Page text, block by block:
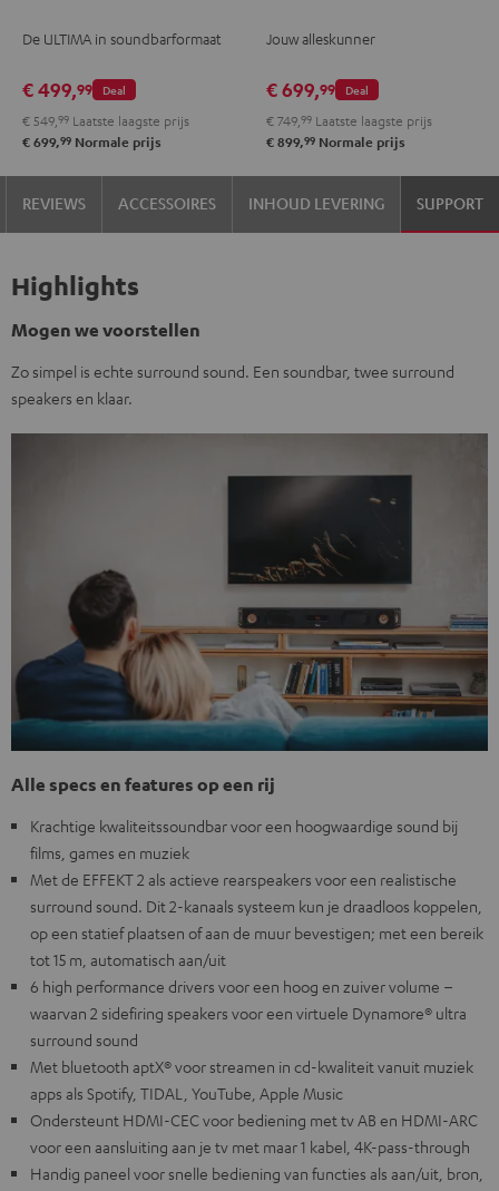
De ULTIMA in soundbarformaat
Deal
€ 499,99
€ 549, 99 Laatste laagste prijs
€ 699,99 Normale prijs
ZwartWit
Jouw alleskunner
Deal
€ 699,99
€ 749, 99 Laatste laagste prijs
€ 899,99 Normale prijs
REVIEWS ACCESSOIRES INHOUD LEVERING SUPPORT
Highlights
Mogen we voorstellen
Zo simpel is echte surround sound. Een soundbar, twee surround
speakers en klaar.
Alle specs en features op een rij
Krachtige kwaliteitssoundbar voor een hoogwaardige sound bij
films, games en muziek
Met de EFFEKT 2 als actieve rearspeakers voor een realistische
surround sound. Dit 2-kanaals systeem kun je draadloos koppelen,
op een statief plaatsen of aan de muur bevestigen; met een bereik
tot 15 m, automatisch aan/uit
6 high performance drivers voor een hoog en zuiver volume –
waarvan 2 sidefiring speakers voor een virtuele Dynamore® ultra
surround sound
Met bluetooth aptX® voor streamen in cd-kwaliteit vanuit muziek
apps als Spotify, TIDAL, YouTube, Apple Music
Ondersteunt HDMI-CEC voor bediening met tv AB en HDMI-ARC
voor een aansluiting aan je tv met maar 1 kabel, 4K-pass-through
Handig paneel voor snelle bediening van functies als aan/uit, bron,